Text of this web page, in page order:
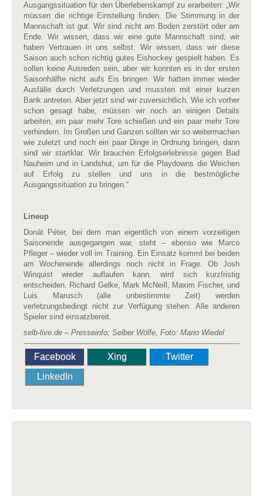
Ausgangssituation für den Überlebenskampf zu erarbeiten: „Wir
müssen die richtige Einstellung finden. Die Stimmung in der
Mannschaft ist gut. Wir sind nicht am Boden zerstört oder am
Ende. Wir wissen, dass wir eine gute Mannschaft sind, wir
haben Vertrauen in uns selbst. Wir wissen, dass wir diese
Saison auch schon richtig gutes Eishockey gespielt haben. Es
sollen keine Ausreden sein, aber wir konnten es in der ersten
Saisonhälfte nicht aufs Eis bringen. Wir hatten immer wieder
Ausfälle durch Verletzungen und mussten mit einer kurzen
Bank antreten. Aber jetzt sind wir zuversichtlich. Wie ich vorher
schon gesagt habe, müssen wir noch an einigen Details
arbeiten, ein paar mehr Tore schießen und ein paar mehr Tore
verhindern. Im Großen und Ganzen sollten wir so weitermachen
wie zuletzt und noch ein paar Dinge in Ordnung bringen, dann
sind wir startklar. Wir brauchen Erfolgserlebnisse gegen Bad
Nauheim und in Landshut, um für die Playdowns die Weichen
auf Erfolg zu stellen und uns in die bestmögliche
Ausgangssituation zu bringen.“
Lineup
Donát Péter, bei dem man eigentlich von einem vorzeitigen
Saisonende ausgegangen war, steht – ebenso wie Marco
Pfleger – wieder voll im Training. Ein Einsatz kommt bei beiden
am Wochenende allerdings noch nicht in Frage. Ob Josh
Winquist wieder auflaufen kann, wird sich kurzfristig
entscheiden. Richard Gelke, Mark McNeill, Maxim Fischer, und
Luis Marusch (alle unbestimmte Zeit) werden
verletzungsbedingt nicht zur Verfügung stehen. Alle anderen
Spieler sind einsatzbereit.
selb-live.de – Presseinfo; Selber Wölfe, Foto: Mario Wiedel
Facebook Xing
Twitter
LinkedIn